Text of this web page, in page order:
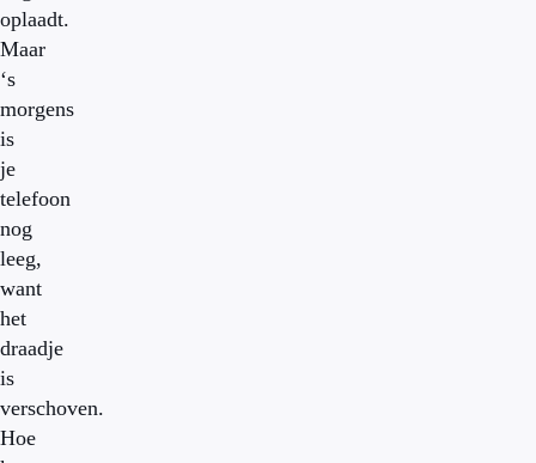
oplaadt.
Maar
‘s
morgens
is
je
telefoon
nog
leeg,
want
het
draadje
is
verschoven.
Hoe